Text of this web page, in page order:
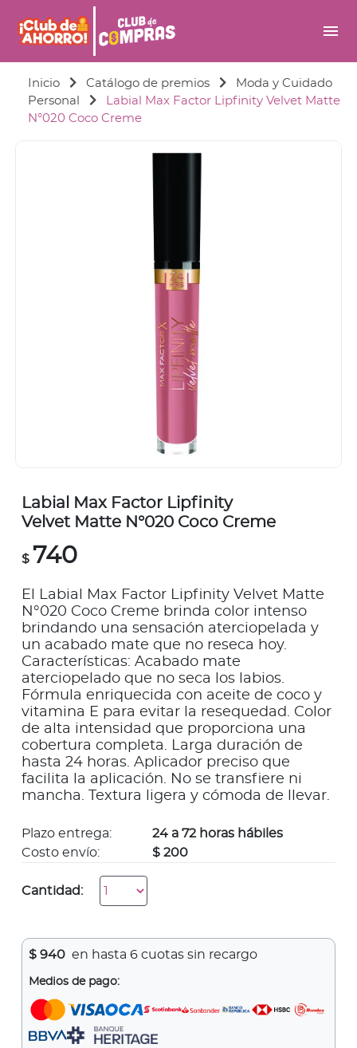
menu
Inicio Catálogo de premios
Moda y Cuidado
Personal
Labial Max Factor Lipfinity Velvet Matte
N°020 Coco Creme
Labial Max Factor Lipfinity
Velvet Matte N°020 Coco Creme
$ 740
El Labial Max Factor Lipfinity Velvet Matte
N°020 Coco Creme brinda color intenso
brindando una sensación aterciopelada y
un acabado mate que no reseca hoy.
Características: Acabado mate
aterciopelado que no seca los labios.
Fórmula enriquecida con aceite de coco y
vitamina E para evitar la resequedad. Color
de alta intensidad que proporciona una
cobertura completa. Larga duración de
hasta 24 horas. Aplicador preciso que
facilita la aplicación. No se transfiere ni
mancha. Textura ligera y cómoda de llevar.
Plazo entrega:
24 a 72 horas hábiles
Costo envío:
$ 200
Cantidad:
$ 940 en hasta 6 cuotas sin recargo
Medios de pago: